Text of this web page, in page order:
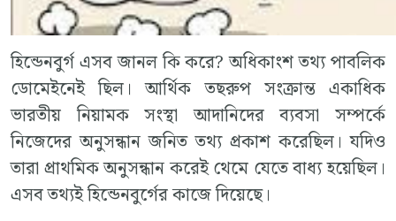
হিন্ডেনবুর্গ এসব জানল কি করে? অধিকাংশ তথ্য পাবলিক
ডোমেইনেই ছিল। আর্থিক তছরুপ সংক্রান্ত একাধিক
ভারতীয় নিয়ামক সংস্থা আদানিদের ব্যবসা সম্পর্কে
নিজেদের অনুসন্ধান জনিত তথ্য প্রকাশ করেছিল। যদিও
তারা প্রাথমিক অনুসন্ধান করেই থেমে যেতে বাধ্য হয়েছিল।
এসব তথ্যই হিন্ডেনবুর্গের কাজে দিয়েছে।